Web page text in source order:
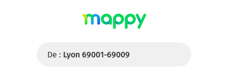
De : Lyon 69001-69009